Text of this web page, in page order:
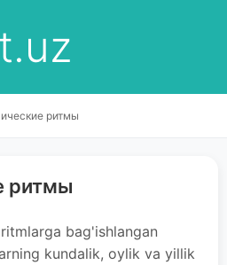
ритмы
ритмы
bag'ishlangan
kundalik, oylik va yillik